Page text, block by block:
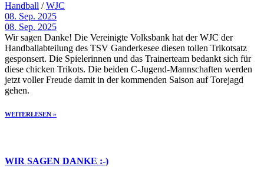
Handball /WJC
08. Sep. 2025
08. Sep. 2025
Wir sagen Danke! Die Vereinigte Volksbank hat der WJC der
Handballabteilung des TSV Ganderkesee diesen tollen Trikotsatz
gesponsert. Die Spielerinnen und das Trainerteam bedankt sich für
diese chicken Trikots. Die beiden C-Jugend-Mannschaften werden
jetzt voller Freude damit in der kommenden Saison auf Torejagd
gehen.
WEITERLESEN »
WIR SAGEN DANKE :-)